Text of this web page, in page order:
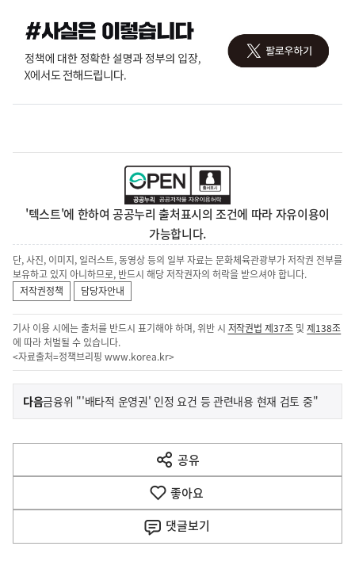
'텍스트'에 한하여 공공누리 출처표시의 조건에 따라 자유이용이
가능합니다.
단, 사진, 이미지, 일러스트, 동영상 등의 일부 자료는 문화체육관광부가 저작권 전부를
보유하고 있지 아니하므로, 반드시 해당 저작권자의 허락을 받으셔야 합니다.
저작권정책
담당자안내
기사 이용 시에는 출처를 반드시 표기해야 하며, 위반 시 저작권법 제37조 및제138조
에 따라 처벌될 수 있습니다.
<자료출처=정책브리핑 www.korea.kr>
이
전
다
음
다음기
사
금융위 "'배타적 운영권' 인정 요건 등 관련내용 현재 검토 중"
공유
열
기
좋아요
댓글보기